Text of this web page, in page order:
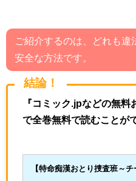
ご紹介するのは、どれも違
安全な方法です。
結論！
『コミック.jpなどの無
で全巻無料で読むことが
【特命痴漢おとり捜査班～